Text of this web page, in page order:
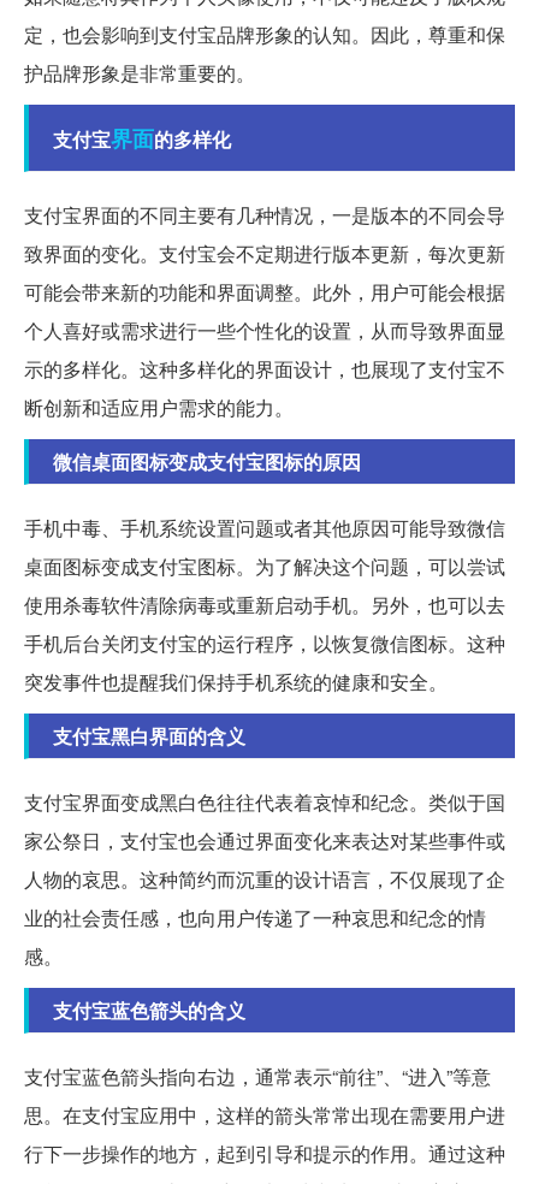
定，也会影响到支付宝品牌形象的认知。因此，尊重和保
护品牌形象是非常重要的。
支付宝界面的多样化
支付宝界面的不同主要有几种情况，一是版本的不同会导
致界面的变化。支付宝会不定期进行版本更新，每次更新
可能会带来新的功能和界面调整。此外，用户可能会根据
个人喜好或需求进行一些个性化的设置，从而导致界面显
示的多样化。这种多样化的界面设计，也展现了支付宝不
断创新和适应用户需求的能力。
微信桌面图标变成支付宝图标的原因
手机中毒、手机系统设置问题或者其他原因可能导致微信
桌面图标变成支付宝图标。为了解决这个问题，可以尝试
使用杀毒软件清除病毒或重新启动手机。另外，也可以去
手机后台关闭支付宝的运行程序，以恢复微信图标。这种
突发事件也提醒我们保持手机系统的健康和安全。
支付宝黑白界面的含义
支付宝界面变成黑白色往往代表着哀悼和纪念。类似于国
家公祭日，支付宝也会通过界面变化来表达对某些事件或
人物的哀思。这种简约而沉重的设计语言，不仅展现了企
业的社会责任感，也向用户传递了一种哀思和纪念的情
感。
支付宝蓝色箭头的含义
支付宝蓝色箭头指向右边，通常表示“前往”、“进入”等意
思。在支付宝应用中，这样的箭头常常出现在需要用户进
行下一步操作的地方，起到引导和提示的作用。通过这种